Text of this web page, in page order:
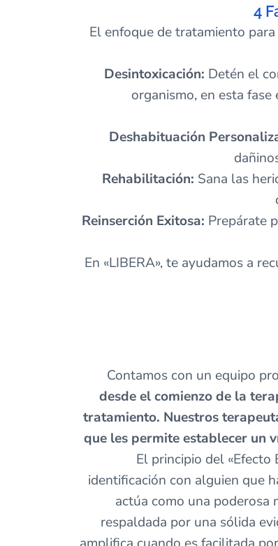
4
El enfoque de tratamiento
Desintoxicación: Detén el
organismo, en esta
Deshabituación
Rehabilitación: Sana las
Reinserción Exitosa: Prepárate
En «LIBERA», te ayudamos a
Contamos con un equipo
desde el comienzo de la
tratamiento. Nuestros
que les permite establecer un
El principio del «Efecto
identificación con alguien que
actúa como una poderosa
respaldada por una sólida